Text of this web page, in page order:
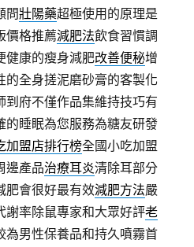
問壯陽藥超極使用的原理是
價格推薦減肥法飲食習慣調
健康的瘦身減肥改善便秘增
的全身搓泥磨砂膏的客製化
到府不僅作品集維持技巧有
的睡眠為您服務為糖友研發
加盟店排行榜全國小吃加盟
邊產品治療耳炎清除耳部分
肥會很好最有效減肥方法嚴
謝率除鼠專家和大眾好評老
為男性保養品和持久噴霧首